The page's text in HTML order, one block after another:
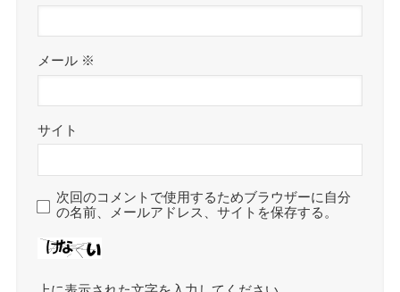
メール ※
サイト
次回のコメントで使用するためブラウザーに自分
の名前、メールアドレス、サイトを保存する。